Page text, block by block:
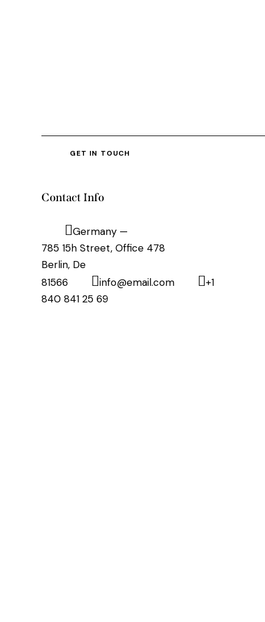
Contact Info
Germany —
785 15h Street, Office 478
Berlin, De
81566
info@email.com
+1
840 841 25 69